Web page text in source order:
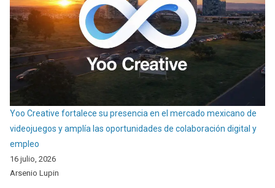
Yoo Creative fortalece su presencia en el mercado mexicano de
videojuegos y amplía las oportunidades de colaboración digital y
empleo
16 julio, 2026
Arsenio Lupin